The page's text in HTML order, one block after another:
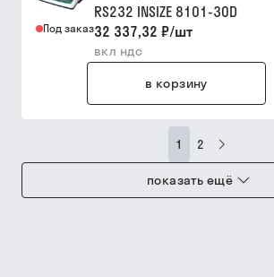
Под заказ
RS232 INSIZE 8101-30D
32 337,32 ₽/шт
вкл ндс
в корзину
1 2
показать ещё